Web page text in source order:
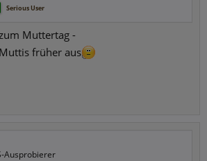
Serious User
Muttertag -
früher aus
Ausprobierer